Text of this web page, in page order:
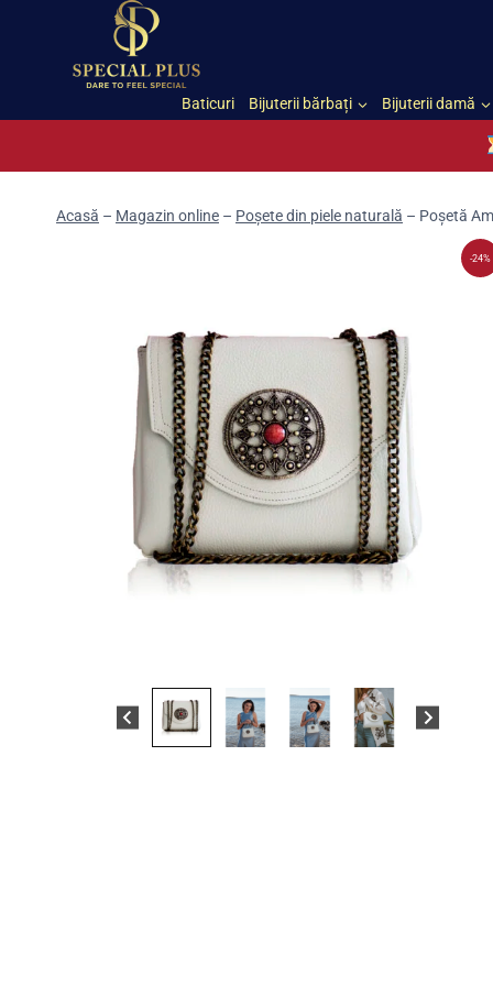
Baticuri Bijuterii bărbați Bijuterii damă
Acasă – Magazin online – Poșete din piele naturală – Poșetă
-24%